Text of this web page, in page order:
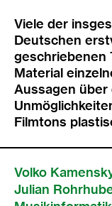
Viele der
Deutschen
geschriebenen
Material
Aussagen über
Filmtons
Volko
Julian